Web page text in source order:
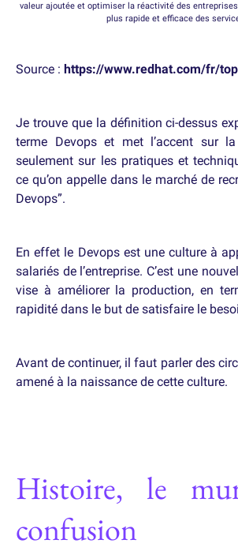
valeur ajoutée et optimiser la réactivité des
plus rapide et efficace des
Source : https://www.redhat.com/fr/
Je trouve que la définition ci-dessus
terme Devops et met l’accent sur
seulement sur les pratiques et
ce qu’on appelle dans le marché de
Devops”.
En effet le Devops est une culture à
salariés de l’entreprise. C’est une
vise à améliorer la production, en
rapidité dans le but de satisfaire le
Avant de continuer, il faut parler des
amené à la naissance de cette culture.
Histoire, le
confusion